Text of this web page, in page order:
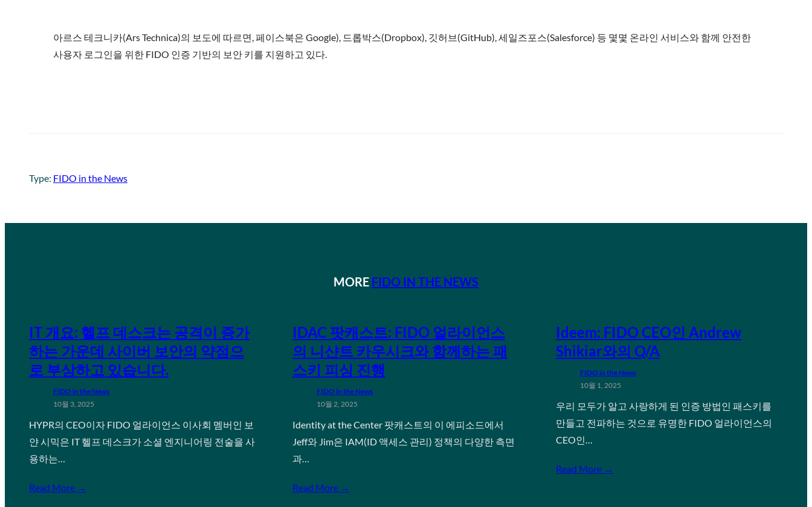
아르스 테크니카(Ars Technica)의 보도에 따르면, 페이스북은 Google), 드롭박스(Dropbox), 깃허브(GitHub), 세일즈포스(Salesforce) 등 몇몇 온라인 서비스와 함께 안전한
사용자 로그인을 위한 FIDO 인증 기반의 보안 키를 지원하고 있다.
Type: FIDO in the News
MORE FIDO IN THE NEWS
IT 개요: 헬프 데스크는 공격이 증가
하는 가운데 사이버 보안의 약점으
로 부상하고 있습니다.
FIDO in the News
10월 3, 2025
HYPR의 CEO이자 FIDO 얼라이언스 이사회 멤버인 보
얀 시믹은 IT 헬프 데스크가 소셜 엔지니어링 전술을 사
용하는…
Read More →
IDAC 팟캐스트: FIDO 얼라이언스
의 니샨트 카우시크와 함께하는 패
스키 피싱 진행
FIDO in the News
10월 2, 2025
Identity at the Center 팟캐스트의 이 에피소드에서
Jeff와 Jim은 IAM(ID 액세스 관리) 정책의 다양한 측면
과…
Read More →
Ideem: FIDO CEO인 Andrew
Shikiar와의 Q/A
FIDO in the News
10월 1, 2025
우리 모두가 알고 사랑하게 된 인증 방법인 패스키를
만들고 전파하는 것으로 유명한 FIDO 얼라이언스의
CEO인…
Read More →